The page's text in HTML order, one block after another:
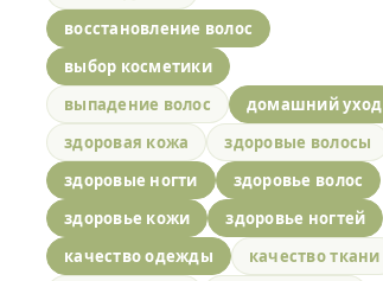
восстановление волос
выбор косметики
выпадение волос
домашний уход
здоровая кожа
здоровые волосы
здоровые ногти
здоровье волос
здоровье кожи
здоровье ногтей
качество одежды
качество ткани